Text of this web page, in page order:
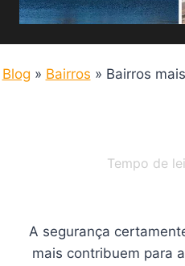
Blog » Bairros » Bairros
Tempo de
A segurança
mais contribuem para